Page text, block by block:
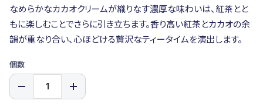
なめらかなカカオクリームが織りなす濃厚な味わいは、紅茶とと
もに楽しむことでさらに引き立ちます。香り高い紅茶とカカオの余
韻が重なり合い、心ほどける贅沢なティータイムを演出します。
バ
リ
ー
個数